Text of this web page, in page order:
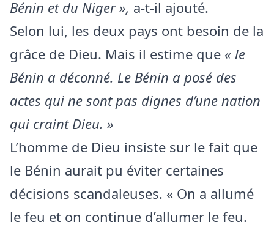
Bénin et du Niger », a-t-il ajouté.
Selon lui, les deux pays ont besoin de la
grâce de Dieu. Mais il estime que « le
Bénin a déconné. Le Bénin a posé des
actes qui ne sont pas dignes d’une nation
qui craint Dieu. »
L’homme de Dieu insiste sur le fait que
le Bénin aurait pu éviter certaines
décisions scandaleuses. « On a allumé
le feu et on continue d’allumer le feu.